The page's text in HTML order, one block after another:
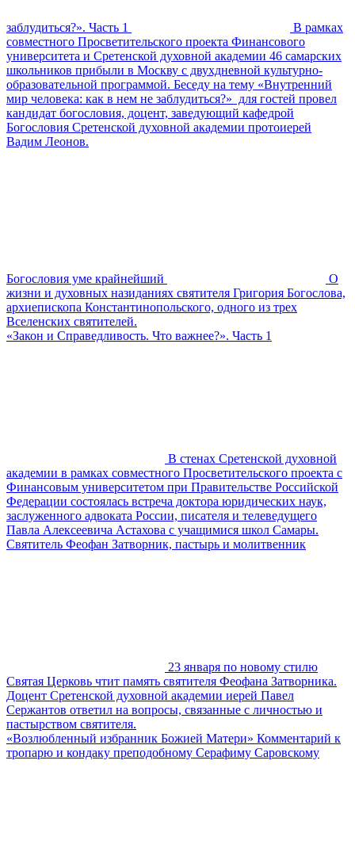
заблудиться?». Часть 1
В рамках
совместного Просветительского проекта Финансового
университета и Сретенской духовной академии 46 самарских
школьников прибыли в Москву с двухдневной культурно-
образовательной программой. Беседу на тему «Внутренний
мир человека: как в нем не заблудиться?» для гостей провел
кандидат богословия, доцент, заведующий кафедрой
Богословия Сретенской духовной академии протоиерей
Вадим Леонов.
Богословия уме крайнейший
О
жизни и духовных назиданиях святителя Григория Богослова,
архиепископа Константинопольского, одного из трех
Вселенских святителей.
«Закон и Справедливость. Что важнее?». Часть 1
В стенах Сретенской духовной
академии в рамках совместного Просветительского проекта с
Финансовым университетом при Правительстве Российской
Федерации состоялась встреча доктора юридических наук,
заслуженного адвоката России, писателя и телеведущего
Павла Алексеевича Астахова с учащимися школ Самары.
Святитель Феофан Затворник, пастырь и молитвенник
23 января по новому стилю
Святая Церковь чтит память святителя Феофана Затворника.
Доцент Сретенской духовной академии иерей Павел
Сержантов ответил на вопросы, связанные с личностью и
пастырством святителя.
«Возлюбленный избранник Божией Матери» Комментарий к
тропарю и кондаку преподобному Серафиму Саровскому